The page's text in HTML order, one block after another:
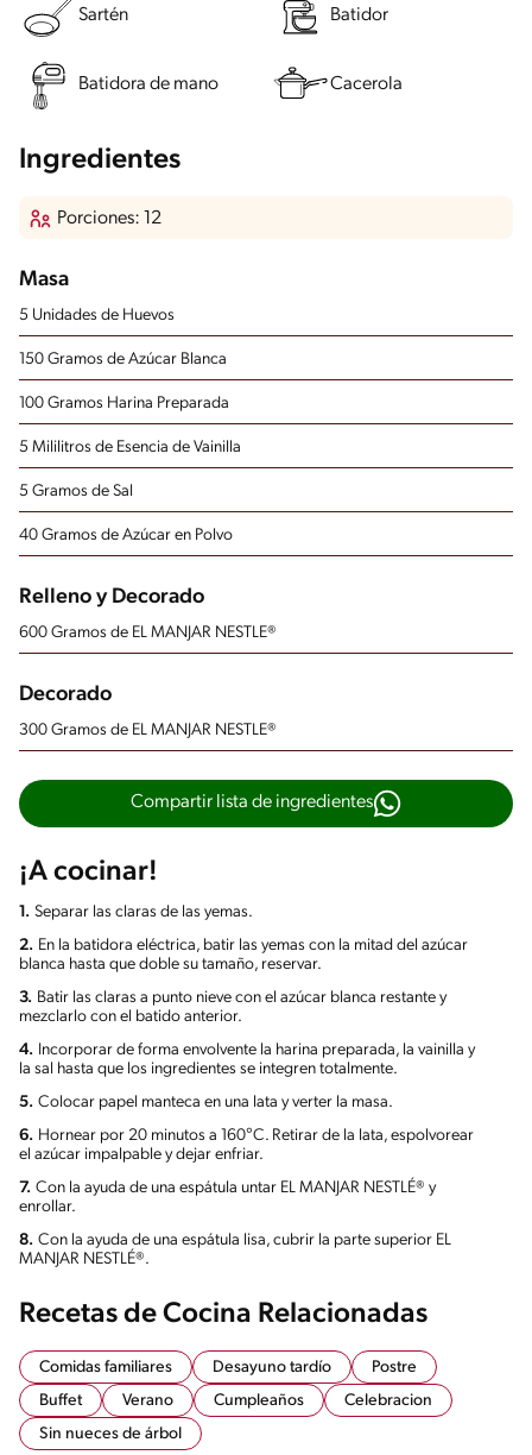
Sartén Batidor
Batidora de mano Cacerola
Ingredientes
Porciones: 12
Masa
5 Unidades de Huevos
150 Gramos de Azúcar Blanca
100 Gramos Harina Preparada
5 Mililitros de Esencia de Vainilla
5 Gramos de Sal
40 Gramos de Azúcar en Polvo
Relleno y Decorado
600 Gramos de EL MANJAR NESTLE®
Decorado
300 Gramos de EL MANJAR NESTLE®
Compartir lista de ingredientes
¡A cocinar!
1. Separar las claras de las yemas.
2. En la batidora eléctrica, batir las yemas con la mitad del azúcar
blanca hasta que doble su tamaño, reservar.
3. Batir las claras a punto nieve con el azúcar blanca restante y
mezclarlo con el batido anterior.
4. Incorporar de forma envolvente la harina preparada, la vainilla y
la sal hasta que los ingredientes se integren totalmente.
5. Colocar papel manteca en una lata y verter la masa.
6. Hornear por 20 minutos a 160°C. Retirar de la lata, espolvorear
el azúcar impalpable y dejar enfriar.
7. Con la ayuda de una espátula untar EL MANJAR NESTLÉ® y
enrollar.
8. Con la ayuda de una espátula lisa, cubrir la parte superior EL
MANJAR NESTLÉ®.
Recetas de Cocina Relacionadas
Comidas familiares Desayuno tardío
Postre
Buffet
Verano Cumpleaños
Celebracion
Sin nueces de árbol